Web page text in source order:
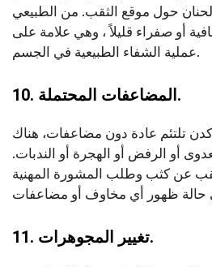
حول موقع الثقب. من الطبيعي
أو صفراء قليلاً ، وهي علامة على
عملية الشفاء الطبيعية في الجسم.
10. المضاعفات المحتملة.
تلتئم عادة دون مضاعفات، هناك
أو الرفض أو الهجرة أو الندبات.
عن كثب وطلب المشورة المهنية
11. تغيير المجوهرات.